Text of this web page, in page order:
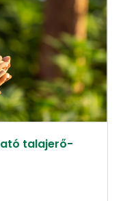
talajerő-